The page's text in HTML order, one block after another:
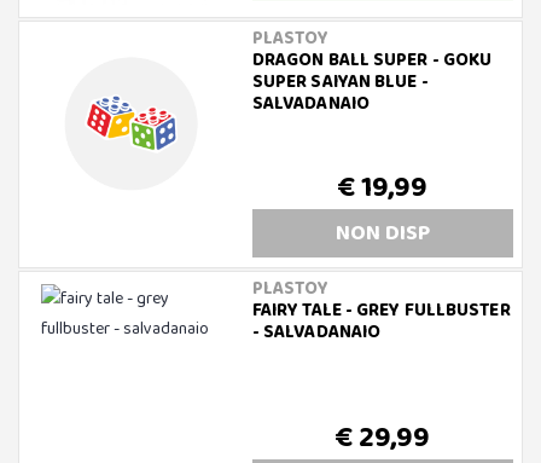
PLASTOY
DRAGON BALL SUPER - GOKU
SUPER SAIYAN BLUE -
SALVADANAIO
€ 19,99
NON DISP
PLASTOY
FAIRY TALE - GREY FULLBUSTER
- SALVADANAIO
€ 29,99